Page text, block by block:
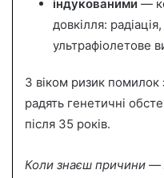
індукованими —
довкілля:
ультрафіолетове
З віком ризик помилок
радять генетичні
після 35 років.
Коли знаєш причини —